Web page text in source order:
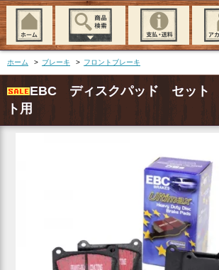
ホーム > ブレーキ > フロントブレーキ
EBC ディスクパッド セッ
ト用